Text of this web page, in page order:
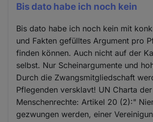
Bis dato habe ich noch kein
Bis dato habe ich noch kein mit
und Fakten gefülltes Argument pro
finden können. Auch nicht auf der
selbst. Nur Scheinargumente und
Durch die Zwangsmitgliedschaft
Pflegenden versklavt! UN Charta der
Menschenrechte: Artikel 20 (2):"
gezwungen werden, einer